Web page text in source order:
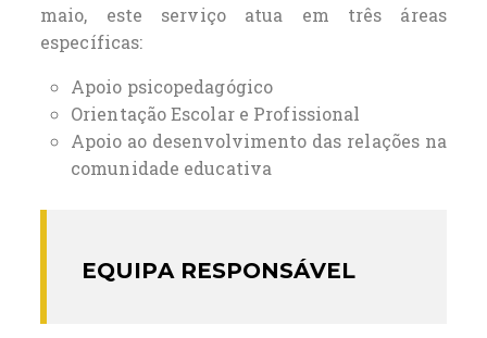
maio, este serviço atua em três áreas
específicas:
Apoio psicopedagógico
Orientação Escolar e Profissional
Apoio ao desenvolvimento das relações na
comunidade educativa
EQUIPA RESPONSÁVEL